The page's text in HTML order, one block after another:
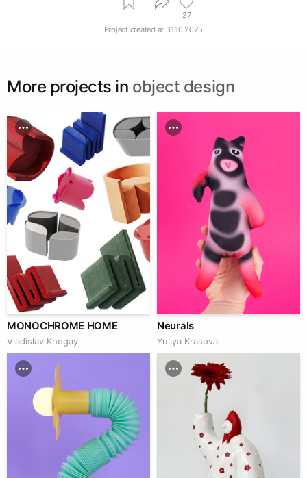
27
Project created at 31.10.2025
More projects in object design
MONOCHROME HOME
Vladislav Khegay
Neurals
Yuliya Krasova